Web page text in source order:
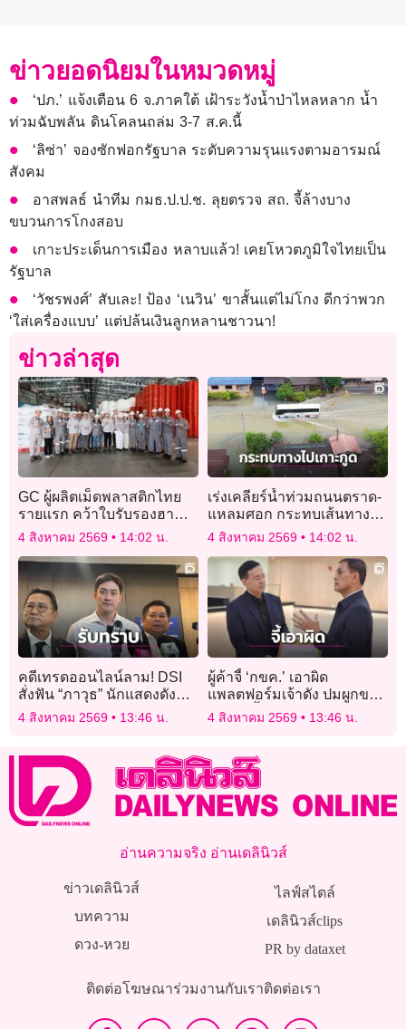
ข่าวยอดนิยมในหมวดหมู่
‘ปภ.’ แจ้งเตือน 6 จ.ภาคใต้ เฝ้าระวังน้ำป่าไหลหลาก น้ำ
ท่วมฉับพลัน ดินโคลนถล่ม 3-7 ส.ค.นี้
‘ลิซ่า’ จองซักฟอกรัฐบาล ระดับความรุนแรงตามอารมณ์
สังคม
อาสพลธ์ นำทีม กมธ.ป.ป.ช. ลุยตรวจ สถ. จี้ล้างบาง
ขบวนการโกงสอบ
เกาะประเด็นการเมือง หลาบแล้ว! เคยโหวตภูมิใจไทยเป็น
รัฐบาล
‘วัชรพงศ์’ สับเละ! ป้อง ‘เนวิน’ ขาสั้นแต่ไม่โกง ดีกว่าพวก
‘ใส่เครื่องแบบ’ แต่ปล้นเงินลูกหลานชาวนา!
ข่าวล่าสุด
GC ผู้ผลิตเม็ดพลาสติกไทย
รายแรก คว้าใบรับรองฮา
ลาลในอินโดนีเซีย
4 สิงหาคม 2569 14:02 น.
เร่งเคลียร์น้ำท่วมถนนตราด-
แหลมศอก กระทบเส้นทาง
หลักผ่านไปเกาะกูด
4 สิงหาคม 2569 14:02 น.
คดีเทรดออนไลน์ลาม! DSI
สั่งฟัน “ภาวุธ” นักแสดงดัง
เข้าข่ายหลายข้อหา ลุยสอบผู้
4 สิงหาคม 2569 13:46 น.
ผู้ค้าจี้ ‘กขค.’ เอาผิด
แพลตฟอร์มเจ้าดัง ปมผูกขาด
ขนส่ง-ขึ้นค่าธรรมเนียม
4 สิงหาคม 2569 13:46 น.
อ่านความจริง อ่านเดลินิวส์
ข่าวเดลินิวส์
บทความ
ดวง-หวย
ไลฟ์สไตล์
เดลินิวส์clips
PR by dataxet
ติดต่อโฆษณาร่วมงานกับเราติดต่อเรา